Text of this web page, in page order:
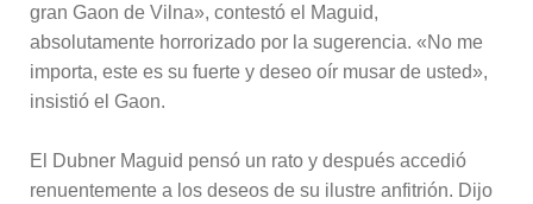
gran Gaon de Vilna», contestó el Maguid,
absolutamente horrorizado por la sugerencia. «No me
importa, este es su fuerte y deseo oír musar de usted»,
insistió el Gaon.
El Dubner Maguid pensó un rato y después accedió
renuentemente a los deseos de su ilustre anfitrión. Dijo